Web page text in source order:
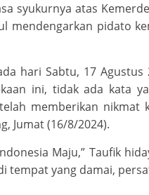
syukurnya atas
mendengarkan pidato
hari Sabtu, 17
ini, tidak ada kata
memberikan nikmat
Jumat (16/8/2024).
Maju,” Taufik
tempat yang damai,